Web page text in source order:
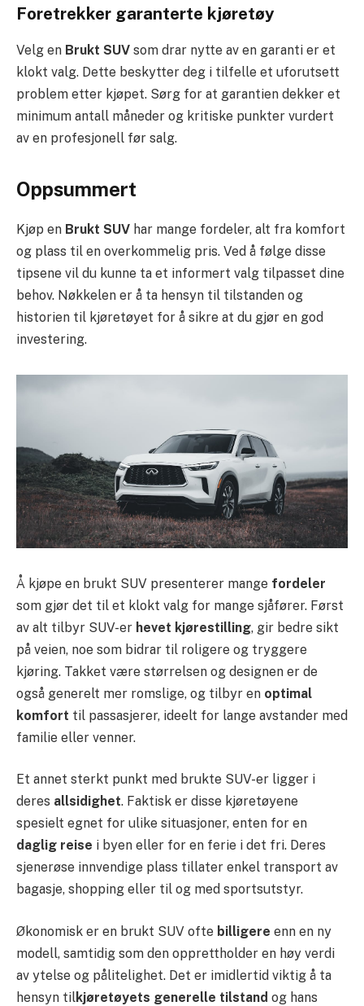
Foretrekker garanterte kjøretøy
Velg en Brukt SUV som drar nytte av en garanti er et
klokt valg. Dette beskytter deg i tilfelle et uforutsett
problem etter kjøpet. Sørg for at garantien dekker et
minimum antall måneder og kritiske punkter vurdert
av en profesjonell før salg.
Oppsummert
Kjøp en Brukt SUV har mange fordeler, alt fra komfort
og plass til en overkommelig pris. Ved å følge disse
tipsene vil du kunne ta et informert valg tilpasset dine
behov. Nøkkelen er å ta hensyn til tilstanden og
historien til kjøretøyet for å sikre at du gjør en god
investering.
Å kjøpe en brukt SUV presenterer mange fordeler
som gjør det til et klokt valg for mange sjåfører. Først
av alt tilbyr SUV-er hevet kjørestilling, gir bedre sikt
på veien, noe som bidrar til roligere og tryggere
kjøring. Takket være størrelsen og designen er de
også generelt mer romslige, og tilbyr en optimal
komfort til passasjerer, ideelt for lange avstander med
familie eller venner.
Et annet sterkt punkt med brukte SUV-er ligger i
deres allsidighet. Faktisk er disse kjøretøyene
spesielt egnet for ulike situasjoner, enten for en
daglig reise i byen eller for en ferie i det fri. Deres
sjenerøse innvendige plass tillater enkel transport av
bagasje, shopping eller til og med sportsutstyr.
Økonomisk er en brukt SUV ofte billigere enn en ny
modell, samtidig som den opprettholder en høy verdi
av ytelse og pålitelighet. Det er imidlertid viktig å ta
hensyn tilkjøretøyets generelle tilstand og hans